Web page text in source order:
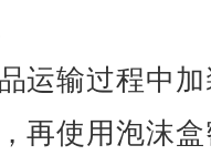
运输过程中
再使用泡沫